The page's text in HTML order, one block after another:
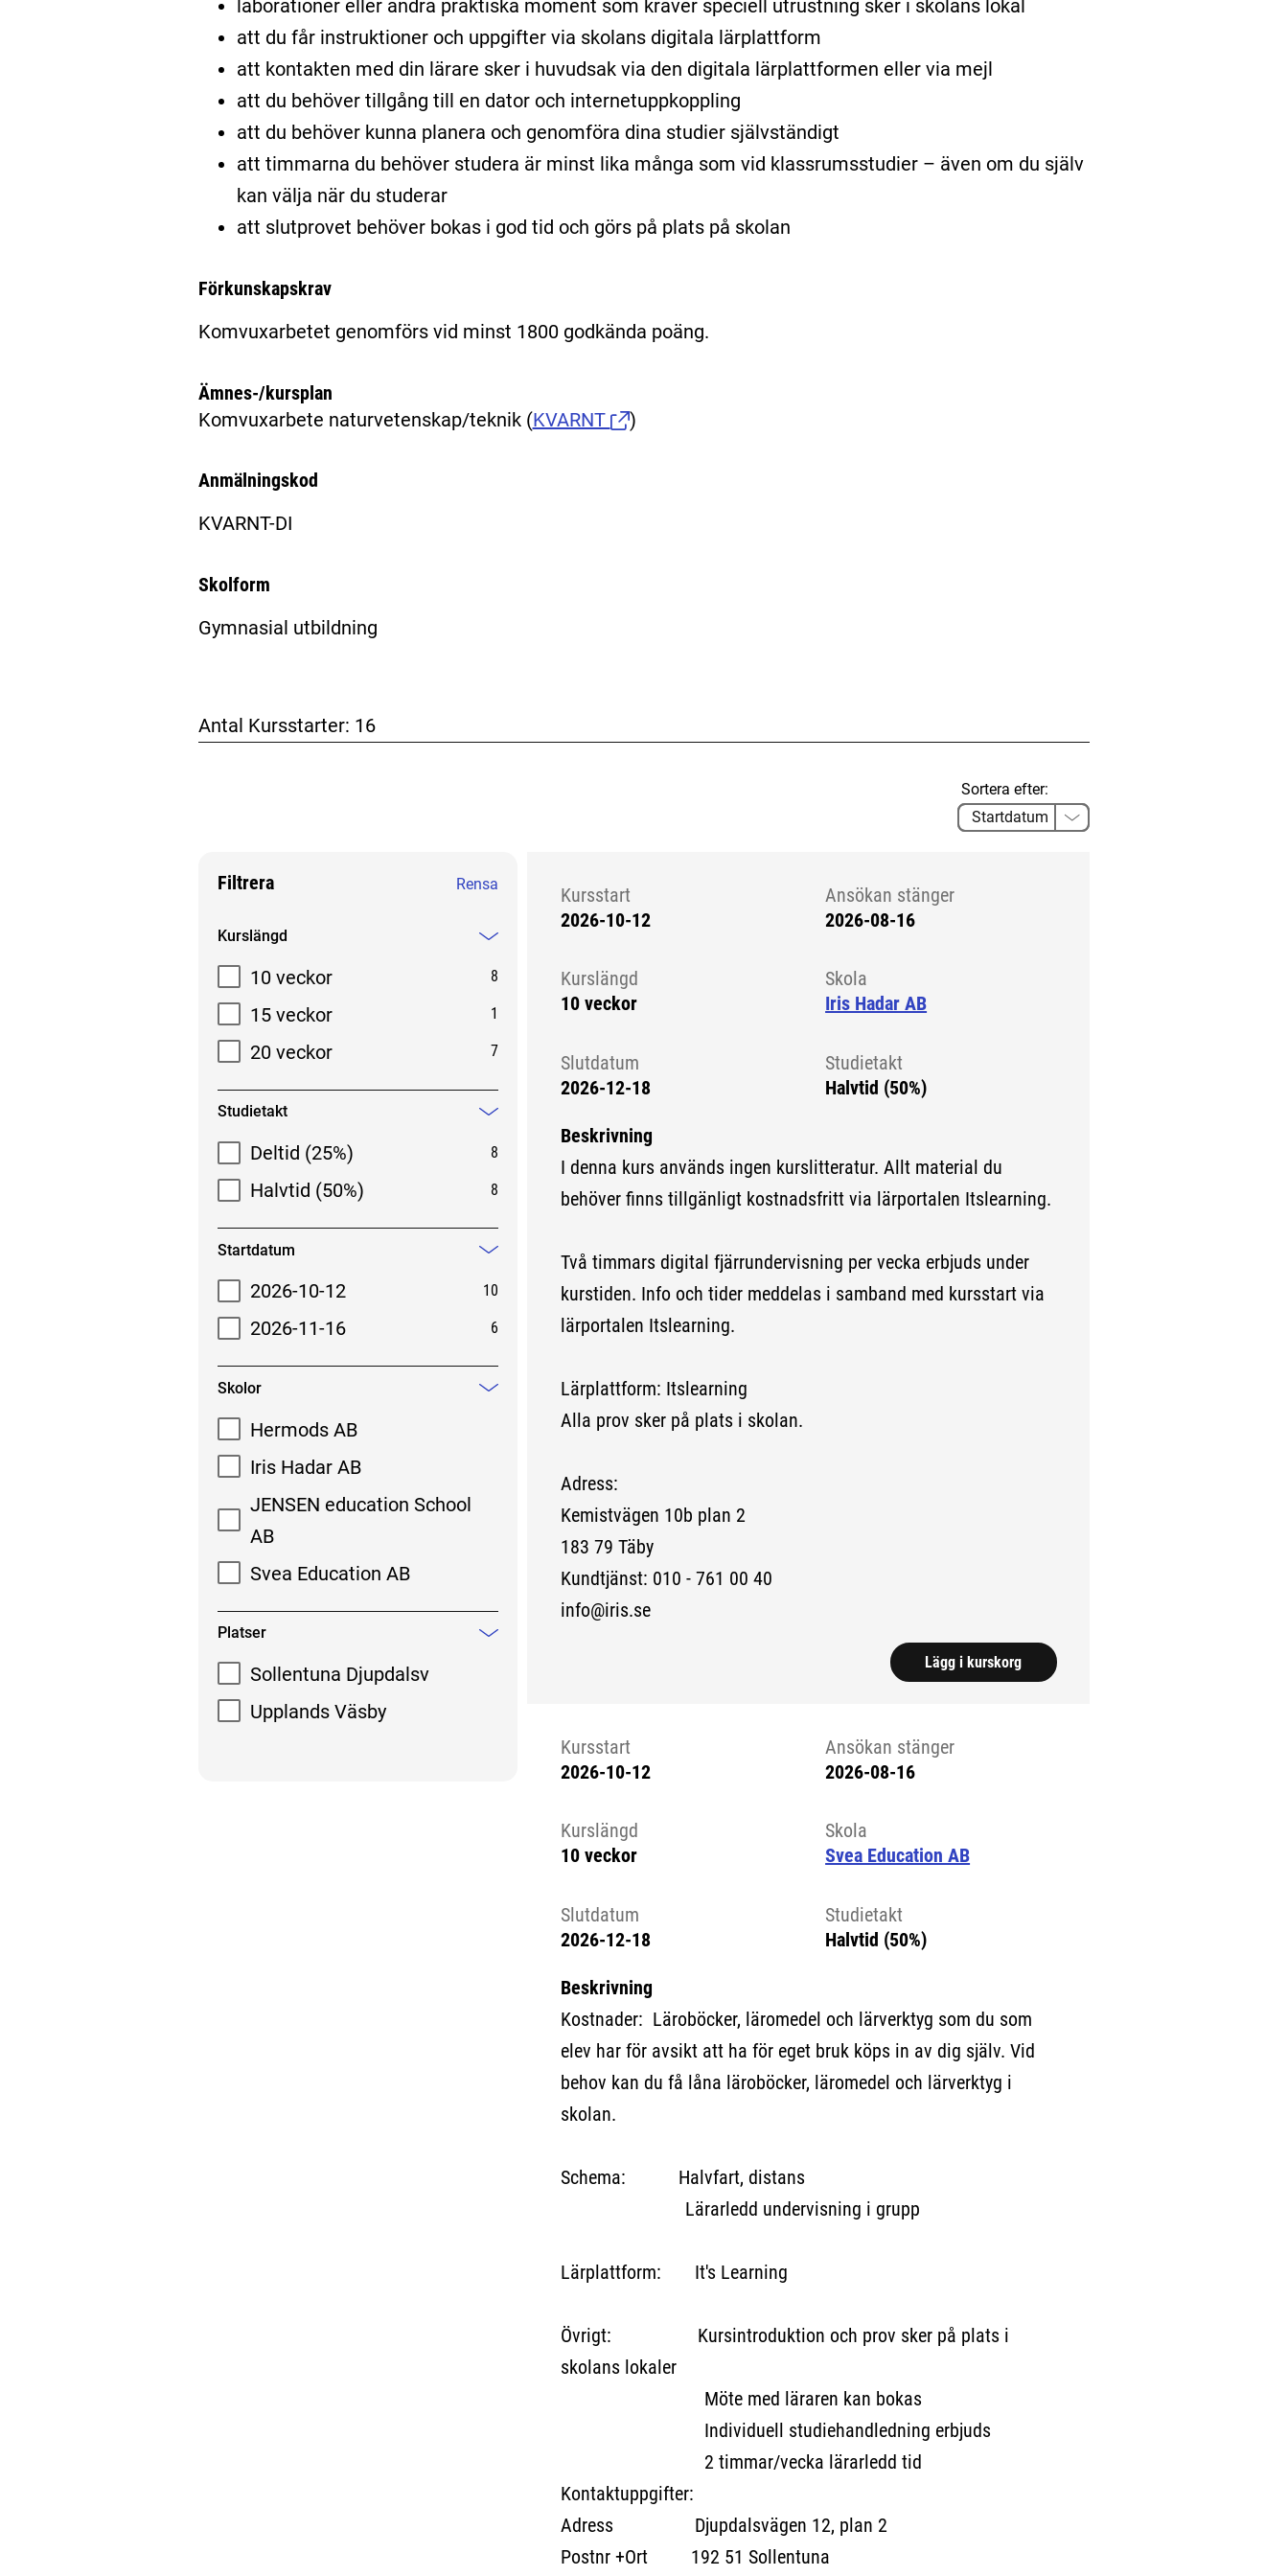
laborationer eller andra praktiska moment som kräver speciell utrustning sker i skolans lokal
att du får instruktioner och uppgifter via skolans digitala lärplattform
att kontakten med din lärare sker i huvudsak via den digitala lärplattformen eller via mejl
att du behöver tillgång till en dator och internetuppkoppling
att du behöver kunna planera och genomföra dina studier självständigt
att timmarna du behöver studera är minst lika många som vid klassrumsstudier – även om du själv
kan välja när du studerar
att slutprovet behöver bokas i god tid och görs på plats på skolan
Förkunskapskrav
Komvuxarbetet genomförs vid minst 1800 godkända poäng.
Ämnes-/kursplan
Komvuxarbete naturvetenskap/teknik (KVARNT )
Anmälningskod
KVARNT-DI
Skolform
Gymnasial utbildning
Antal Kursstarter: 16
Sortera efter:
Filtrera Rensa
Filtrera sökresultat
Kurslängd
10 veckor
8
15 veckor 1
20 veckor 7
Studietakt
Mindre information
Deltid (25%)
8
Halvtid (50%) 8
Startdatum
Mindre information
2026-10-12
10
2026-11-16 6
Skolor
Mindre information
Hermods AB
Iris Hadar AB
JENSEN education School
AB
Svea Education AB
Platser
Sollentuna Djupdalsv
Upplands Väsby
Kursstart
2026-10-12
Ansökan stänger
2026-08-16
Kurslängd
10 veckor
Skola
Iris Hadar AB
Slutdatum
2026-12-18
Studietakt
Halvtid (50%)
Beskrivning
I denna kurs används ingen kurslitteratur. Allt material du
behöver finns tillgänligt kostnadsfritt via lärportalen Itslearning.
Två timmars digital fjärrundervisning per vecka erbjuds under
kurstiden. Info och tider meddelas i samband med kursstart via
lärportalen Itslearning.
Lärplattform: Itslearning
Alla prov sker på plats i skolan.
Adress:
Kemistvägen 10b plan 2
183 79 Täby
Kundtjänst: 010 - 761 00 40
info@iris.se
Lägg i kurskorg
Kursstart
2026-10-12
Ansökan stänger
2026-08-16
Kurslängd
10 veckor
Skola
Svea Education AB
Slutdatum
2026-12-18
Studietakt
Halvtid (50%)
Beskrivning
Kostnader: Läroböcker, läromedel och lärverktyg som du som
elev har för avsikt att ha för eget bruk köps in av dig själv. Vid
behov kan du få låna läroböcker, läromedel och lärverktyg i
skolan.
Schema: Halvfart, distans
Lärarledd undervisning i grupp
Lärplattform: It's Learning
Övrigt: Kursintroduktion och prov sker på plats i
skolans lokaler
Möte med läraren kan bokas
Individuell studiehandledning erbjuds
2 timmar/vecka lärarledd tid
Kontaktuppgifter:
Adress Djupdalsvägen 12, plan 2
Postnr +Ort 192 51 Sollentuna